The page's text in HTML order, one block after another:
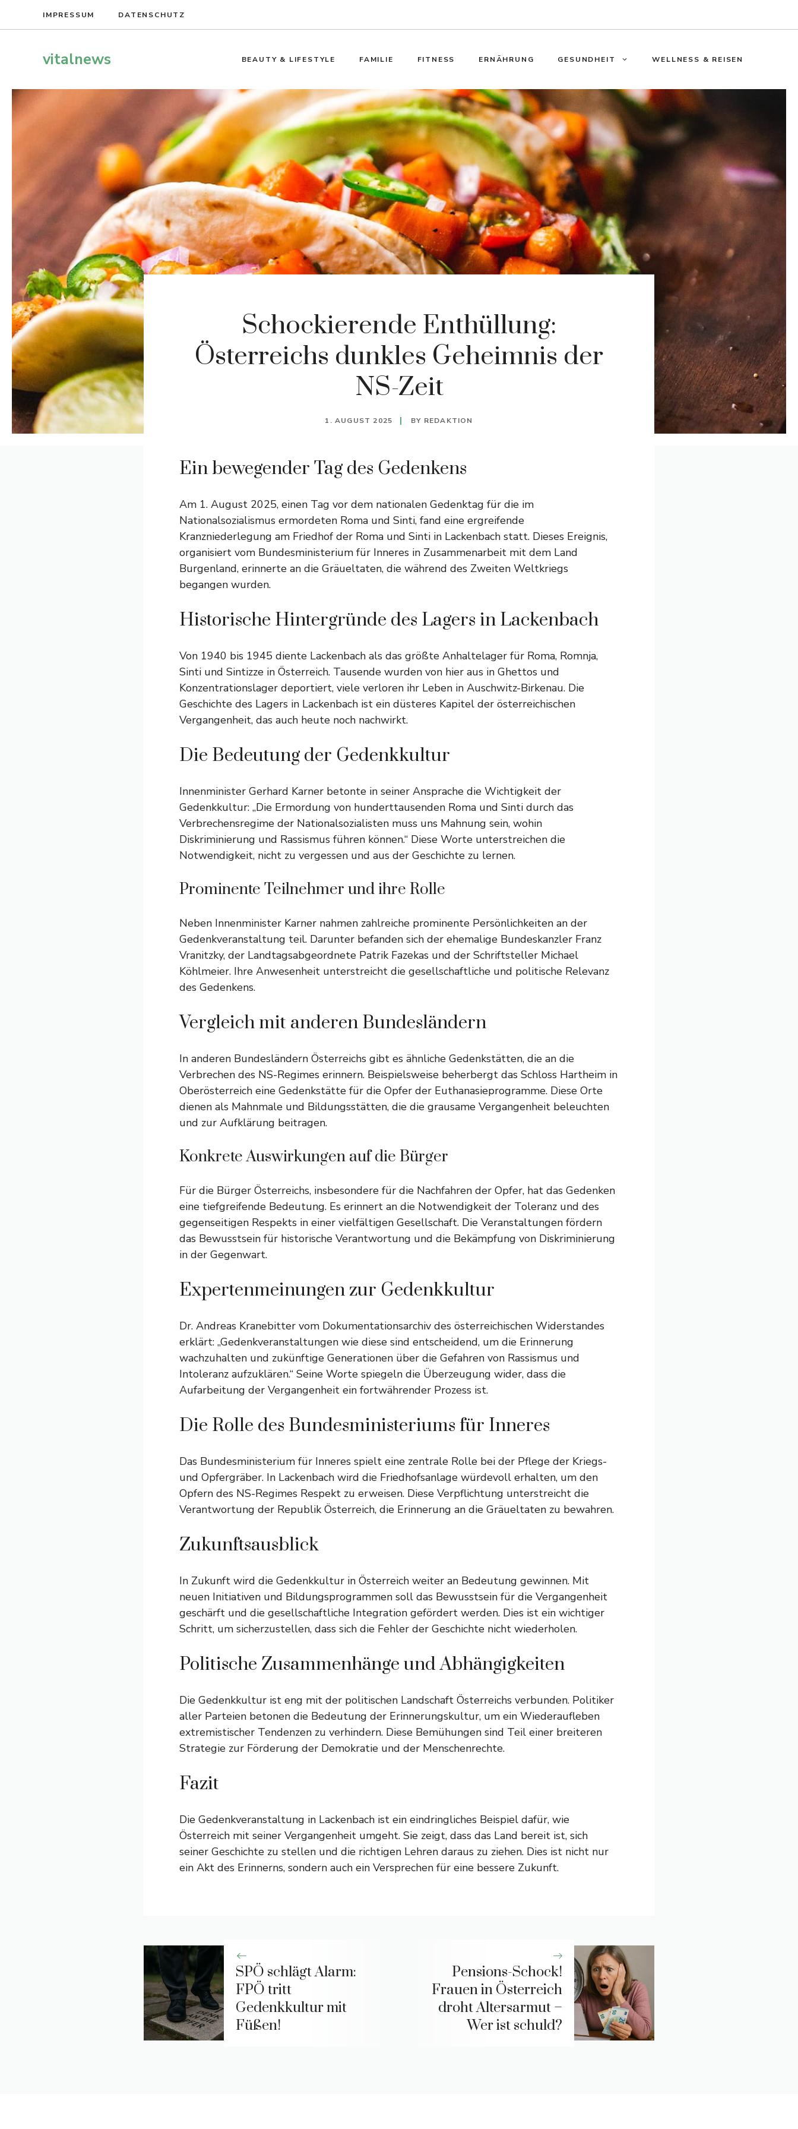
IMPRESSUM DATENSCHUTZ
vitalnews BEAUTY & LIFESTYLE FAMILIE FITNESS ERNÄHRUNG GESUNDHEIT WELLNESS & REISEN
Schockierende Enthüllung:
Österreichs dunkles Geheimnis der
NS-Zeit
1. AUGUST 2025 BY REDAKTION
Ein bewegender Tag des Gedenkens
Am 1. August 2025, einen Tag vor dem nationalen Gedenktag für die im
Nationalsozialismus ermordeten Roma und Sinti, fand eine ergreifende
Kranzniederlegung am Friedhof der Roma und Sinti in Lackenbach statt. Dieses Ereignis,
organisiert vom Bundesministerium für Inneres in Zusammenarbeit mit dem Land
Burgenland, erinnerte an die Gräueltaten, die während des Zweiten Weltkriegs
begangen wurden.
Historische Hintergründe des Lagers in Lackenbach
Von 1940 bis 1945 diente Lackenbach als das größte Anhaltelager für Roma, Romnja,
Sinti und Sintizze in Österreich. Tausende wurden von hier aus in Ghettos und
Konzentrationslager deportiert, viele verloren ihr Leben in Auschwitz-Birkenau. Die
Geschichte des Lagers in Lackenbach ist ein düsteres Kapitel der österreichischen
Vergangenheit, das auch heute noch nachwirkt.
Die Bedeutung der Gedenkkultur
Innenminister Gerhard Karner betonte in seiner Ansprache die Wichtigkeit der
Gedenkkultur: „Die Ermordung von hunderttausenden Roma und Sinti durch das
Verbrechensregime der Nationalsozialisten muss uns Mahnung sein, wohin
Diskriminierung und Rassismus führen können.“ Diese Worte unterstreichen die
Notwendigkeit, nicht zu vergessen und aus der Geschichte zu lernen.
Prominente Teilnehmer und ihre Rolle
Neben Innenminister Karner nahmen zahlreiche prominente Persönlichkeiten an der
Gedenkveranstaltung teil. Darunter befanden sich der ehemalige Bundeskanzler Franz
Vranitzky, der Landtagsabgeordnete Patrik Fazekas und der Schriftsteller Michael
Köhlmeier. Ihre Anwesenheit unterstreicht die gesellschaftliche und politische Relevanz
des Gedenkens.
Vergleich mit anderen Bundesländern
In anderen Bundesländern Österreichs gibt es ähnliche Gedenkstätten, die an die
Verbrechen des NS-Regimes erinnern. Beispielsweise beherbergt das Schloss Hartheim in
Oberösterreich eine Gedenkstätte für die Opfer der Euthanasieprogramme. Diese Orte
dienen als Mahnmale und Bildungsstätten, die die grausame Vergangenheit beleuchten
und zur Aufklärung beitragen.
Konkrete Auswirkungen auf die Bürger
Für die Bürger Österreichs, insbesondere für die Nachfahren der Opfer, hat das Gedenken
eine tiefgreifende Bedeutung. Es erinnert an die Notwendigkeit der Toleranz und des
gegenseitigen Respekts in einer vielfältigen Gesellschaft. Die Veranstaltungen fördern
das Bewusstsein für historische Verantwortung und die Bekämpfung von Diskriminierung
in der Gegenwart.
Expertenmeinungen zur Gedenkkultur
Dr. Andreas Kranebitter vom Dokumentationsarchiv des österreichischen Widerstandes
erklärt: „Gedenkveranstaltungen wie diese sind entscheidend, um die Erinnerung
wachzuhalten und zukünftige Generationen über die Gefahren von Rassismus und
Intoleranz aufzuklären.“ Seine Worte spiegeln die Überzeugung wider, dass die
Aufarbeitung der Vergangenheit ein fortwährender Prozess ist.
Die Rolle des Bundesministeriums für Inneres
Das Bundesministerium für Inneres spielt eine zentrale Rolle bei der Pflege der Kriegs-
und Opfergräber. In Lackenbach wird die Friedhofsanlage würdevoll erhalten, um den
Opfern des NS-Regimes Respekt zu erweisen. Diese Verpflichtung unterstreicht die
Verantwortung der Republik Österreich, die Erinnerung an die Gräueltaten zu bewahren.
Zukunftsausblick
In Zukunft wird die Gedenkkultur in Österreich weiter an Bedeutung gewinnen. Mit
neuen Initiativen und Bildungsprogrammen soll das Bewusstsein für die Vergangenheit
geschärft und die gesellschaftliche Integration gefördert werden. Dies ist ein wichtiger
Schritt, um sicherzustellen, dass sich die Fehler der Geschichte nicht wiederholen.
Politische Zusammenhänge und Abhängigkeiten
Die Gedenkkultur ist eng mit der politischen Landschaft Österreichs verbunden. Politiker
aller Parteien betonen die Bedeutung der Erinnerungskultur, um ein Wiederaufleben
extremistischer Tendenzen zu verhindern. Diese Bemühungen sind Teil einer breiteren
Strategie zur Förderung der Demokratie und der Menschenrechte.
Fazit
Die Gedenkveranstaltung in Lackenbach ist ein eindringliches Beispiel dafür, wie
Österreich mit seiner Vergangenheit umgeht. Sie zeigt, dass das Land bereit ist, sich
seiner Geschichte zu stellen und die richtigen Lehren daraus zu ziehen. Dies ist nicht nur
ein Akt des Erinnerns, sondern auch ein Versprechen für eine bessere Zukunft.
SPÖ schlägt Alarm:
FPÖ tritt
Gedenkkultur mit
Füßen!
Pensions-Schock!
Frauen in Österreich
droht Altersarmut –
Wer ist schuld?